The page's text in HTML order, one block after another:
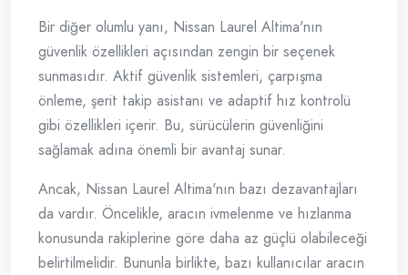
Bir diğer olumlu yanı, Nissan Laurel Altima'nın
güvenlik özellikleri açısından zengin bir seçenek
sunmasıdır. Aktif güvenlik sistemleri, çarpışma
önleme, şerit takip asistanı ve adaptif hız kontrolü
gibi özellikleri içerir. Bu, sürücülerin güvenliğini
sağlamak adına önemli bir avantaj sunar.
Ancak, Nissan Laurel Altima'nın bazı dezavantajları
da vardır. Öncelikle, aracın ivmelenme ve hızlanma
konusunda rakiplerine göre daha az güçlü olabileceği
belirtilmelidir. Bununla birlikte, bazı kullanıcılar aracın